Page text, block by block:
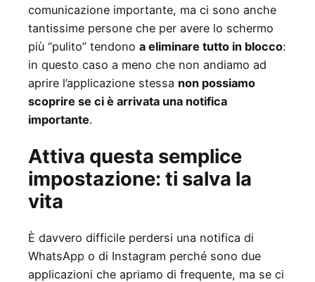
comunicazione importante, ma ci sono anche
tantissime persone che per avere lo schermo
più “pulito” tendono a eliminare tutto in blocco:
in questo caso a meno che non andiamo ad
aprire l’applicazione stessa non possiamo
scoprire se ci è arrivata una notifica
importante.
Attiva questa semplice
impostazione: ti salva la
vita
È davvero difficile perdersi una notifica di
WhatsApp o di Instagram perché sono due
applicazioni che apriamo di frequente, ma se ci